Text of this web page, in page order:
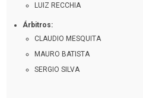
LUIZ RECCHIA
Árbitros:
CLAUDIO MESQUITA
MAURO BATISTA
SERGIO SILVA